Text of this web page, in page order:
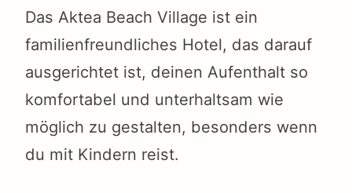
Das Aktea Beach Village ist ein
familienfreundliches Hotel, das darauf
ausgerichtet ist, deinen Aufenthalt so
komfortabel und unterhaltsam wie
möglich zu gestalten, besonders wenn
du mit Kindern reist.